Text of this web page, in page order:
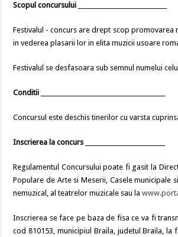
Scopul concursului
Festivalul - concurs are drept scop
in vederea plasarii lor in elita muzicii usoare
Festivalul se desfasoara sub semnul numelui
Conditii
Concursul este deschis tinerilor cu varsta
Inscrierea la concurs
Regulamentul Concursului poate fi gasit la
Populare de Arte si Meserii, Casele
nemuzical, al teatrelor muzicale sau la
Inscrierea se face pe baza de fisa ce va fi
cod 810153, municipiul Braila, judetul Braila, la